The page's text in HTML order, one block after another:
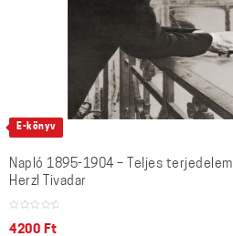
E-könyv
Napló 1895-1904 – Teljes terjedelem
Herzl Tivadar
4200 Ft